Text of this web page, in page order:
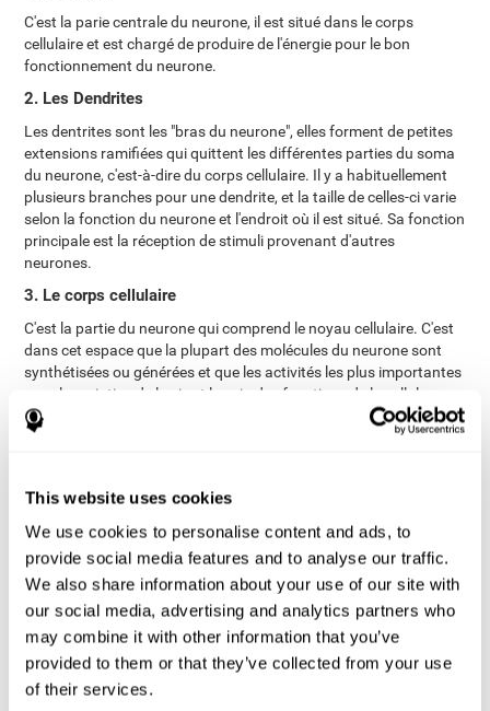
This website uses cookies
We use cookies to personalise content and ads, to
provide social media features and to analyse our traffic.
We also share information about your use of our site with
our social media, advertising and analytics partners who
may combine it with other information that you’ve
provided to them or that they’ve collected from your use
of their services.
C'est la parie centrale du neurone, il est situé dans le corps
cellulaire et est chargé de produire de l'énergie pour le bon
fonctionnement du neurone.
2. Les Dendrites
Les dentrites sont les "bras du neurone", elles forment de petites
extensions ramifiées qui quittent les différentes parties du soma
du neurone, c'est-à-dire du corps cellulaire. Il y a habituellement
plusieurs branches pour une dendrite, et la taille de celles-ci varie
selon la fonction du neurone et l'endroit où il est situé. Sa fonction
principale est la réception de stimuli provenant d'autres
neurones.
3. Le corps cellulaire
C'est la partie du neurone qui comprend le noyau cellulaire. C'est
dans cet espace que la plupart des molécules du neurone sont
synthétisées ou générées et que les activités les plus importantes
pour le maintien de la vie et le soin des fonctions de la cellule
nerveuse sont réalisées.
peuvent à elles seules assurer toutes les fonctions de nutrition et
de soutien nécessaires à leur survie. Pour cette raison, le neurone
s'entoure d'autres cellules qui remplissent ces fonctions pour lui :
Astrocyte(principalement responsable de nourrir, nettoyer et
soutenir les neurones),Oligodendrocyte(principalement
responsable de couvrir les axones du système nerveux central
avec de la myéline, mais il remplit aussi des fonctions de soutien
et de liaison),Microglie(principalement responsable de la
réponse immunitaire), Élimination des déchets et maintien de
l'homéostasie des neurones),